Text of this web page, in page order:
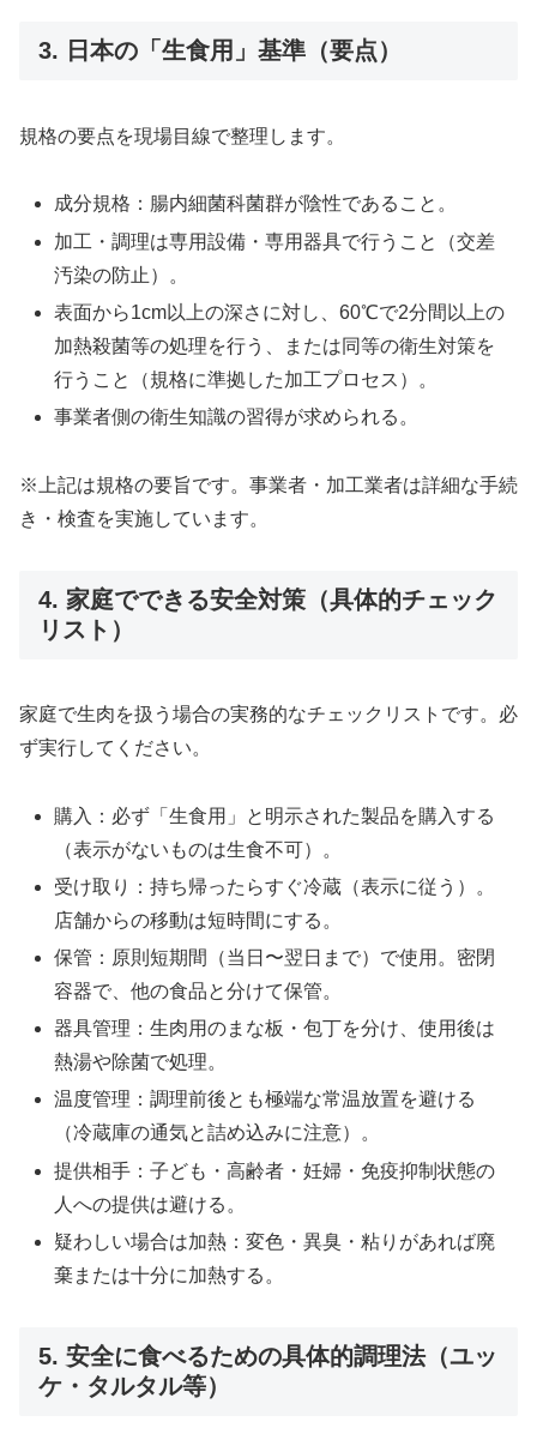
3. 日本の「生食用」基準（要点）
規格の要点を現場目線で整理します。
成分規格：腸内細菌科菌群が陰性であること。
加工・調理は専用設備・専用器具で行うこと（交差
汚染の防止）。
表面から1cm以上の深さに対し、60℃で2分間以上の
加熱殺菌等の処理を行う、または同等の衛生対策を
行うこと（規格に準拠した加工プロセス）。
事業者側の衛生知識の習得が求められる。
※上記は規格の要旨です。事業者・加工業者は詳細な手続
き・検査を実施しています。
4. 家庭でできる安全対策（具体的チェック
リスト）
家庭で生肉を扱う場合の実務的なチェックリストです。必
ず実行してください。
購入：必ず「生食用」と明示された製品を購入する
（表示がないものは生食不可）。
受け取り：持ち帰ったらすぐ冷蔵（表示に従う）。
店舗からの移動は短時間にする。
保管：原則短期間（当日〜翌日まで）で使用。密閉
容器で、他の食品と分けて保管。
器具管理：生肉用のまな板・包丁を分け、使用後は
熱湯や除菌で処理。
温度管理：調理前後とも極端な常温放置を避ける
（冷蔵庫の通気と詰め込みに注意）。
提供相手：子ども・高齢者・妊婦・免疫抑制状態の
人への提供は避ける。
疑わしい場合は加熱：変色・異臭・粘りがあれば廃
棄または十分に加熱する。
5. 安全に食べるための具体的調理法（ユッ
ケ・タルタル等）